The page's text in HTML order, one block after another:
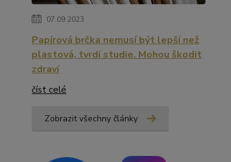
07.09.2023
Papírová brčka nemusí být lepší než
plastová, tvrdí studie. Mohou škodit
zdraví
číst celé
Zobrazit všechny články